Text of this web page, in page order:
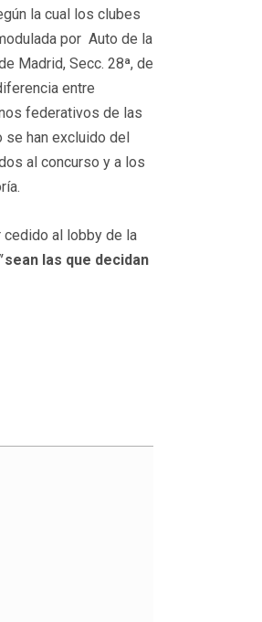
la cual los clubes
por Auto de la
Madrid, Secc. 28ª, de
entre
federativos de las
han excluido del
al concurso y a los
al lobby de la
sean las que decidan